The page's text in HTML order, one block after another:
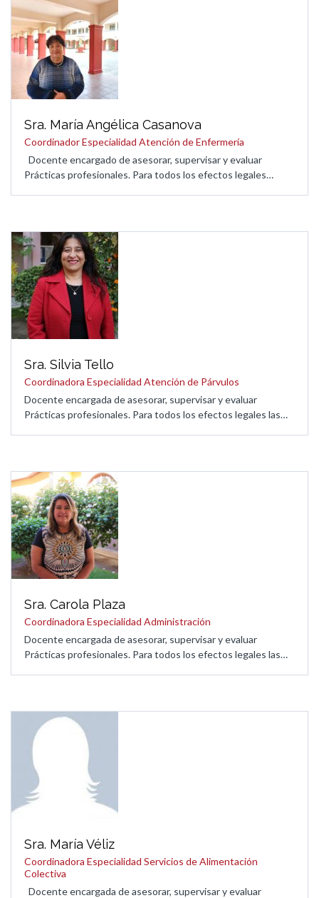
Sra. María Angélica Casanova
Coordinador Especialidad Atención de Enfermería
Docente encargado de asesorar, supervisar y evaluar
Prácticas profesionales. Para todos los efectos legales…
Sra. Silvia Tello
Coordinadora Especialidad Atención de Párvulos
Docente encargada de asesorar, supervisar y evaluar
Prácticas profesionales. Para todos los efectos legales las…
Sra. Carola Plaza
Coordinadora Especialidad Administración
Docente encargada de asesorar, supervisar y evaluar
Prácticas profesionales. Para todos los efectos legales las…
Sra. María Véliz
Coordinadora Especialidad Servicios de Alimentación
Colectiva
Docente encargada de asesorar, supervisar y evaluar